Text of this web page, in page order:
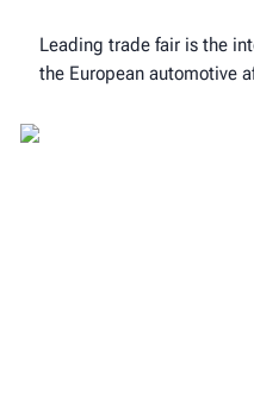
Leading trade fair is the
the European automotive